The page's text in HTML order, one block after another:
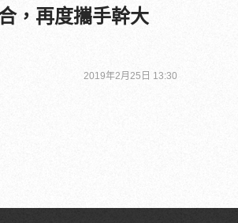
，再度攜手幹大
2019年2月25日 13:30